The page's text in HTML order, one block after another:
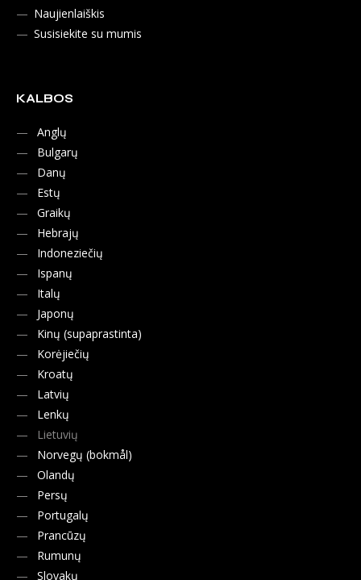
Naujienlaiškis
Susisiekite su mumis
KALBOS
Anglų
Bulgarų
Danų
Estų
Graikų
Hebrajų
Indoneziečių
Ispanų
Italų
Japonų
Kinų (supaprastinta)
Korėjiečių
Kroatų
Latvių
Lenkų
Lietuvių
Norvegų (bokmål)
Olandų
Persų
Portugalų
Prancūzų
Rumunų
Slovakų